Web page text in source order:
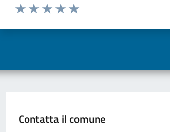
Valuta da 1 a 5 stelle la pagina
Contatta il comune